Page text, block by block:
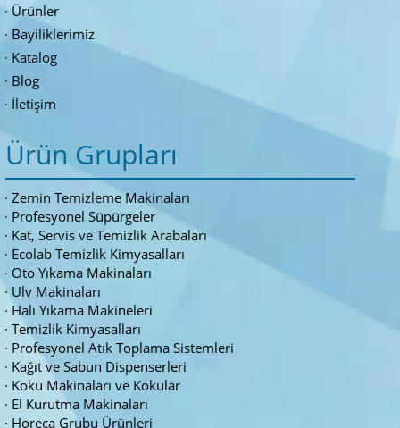
Ürünler
Bayiliklerimiz
Katalog
Blog
İletişim
Ürün Grupları
Zemin Temizleme Makinaları
Profesyonel Süpürgeler
Kat, Servis ve Temizlik Arabaları
Ecolab Temizlik Kimyasalları
Oto Yıkama Makinaları
Ulv Makinaları
Halı Yıkama Makineleri
Temizlik Kimyasalları
Profesyonel Atık Toplama Sistemleri
Kağıt ve Sabun Dispenserleri
Koku Makinaları ve Kokular
El Kurutma Makinaları
Horeca Grubu Ürünleri